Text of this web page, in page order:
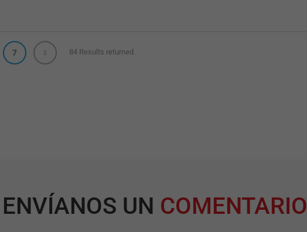
7 84 Results returned.
ENVÍANOS UN COMENTARIO
avisarle sobre
diagnóstico.
Esto incluye